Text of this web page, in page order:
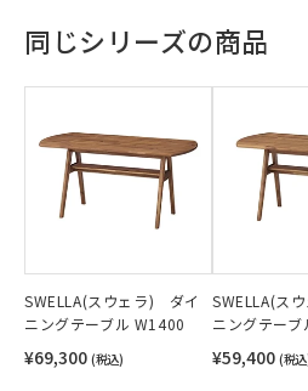
同じシリーズの商品
SWELLA(スウェラ) ダイ
ニングテーブル W1400
¥69,300 (税込)
SWELLA(ス
ニングテー
¥59,400 (税